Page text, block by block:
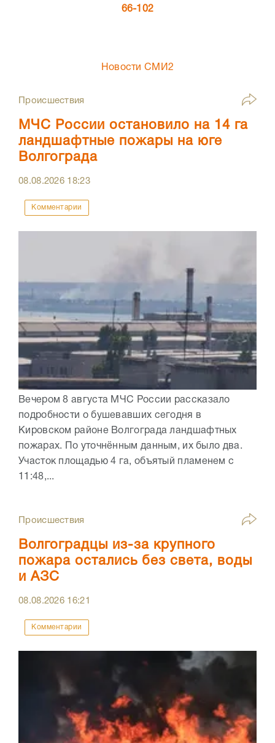
66-102
Новости СМИ2
Происшествия
МЧС России остановило на 14 га
ландшафтные пожары на юге
Волгограда
08.08.2026 18:23
Комментарии
Вечером 8 августа МЧС России рассказало
подробности о бушевавших сегодня в
Кировском районе Волгограда ландшафтных
пожарах. По уточнённым данным, их было два.
Участок площадью 4 га, объятый пламенем с
11:48,...
Происшествия
Волгоградцы из-за крупного
пожара остались без света, воды
и АЗС
08.08.2026 16:21
Комментарии